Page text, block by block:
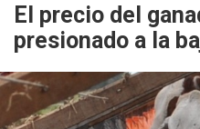
El precio del
presionado a la